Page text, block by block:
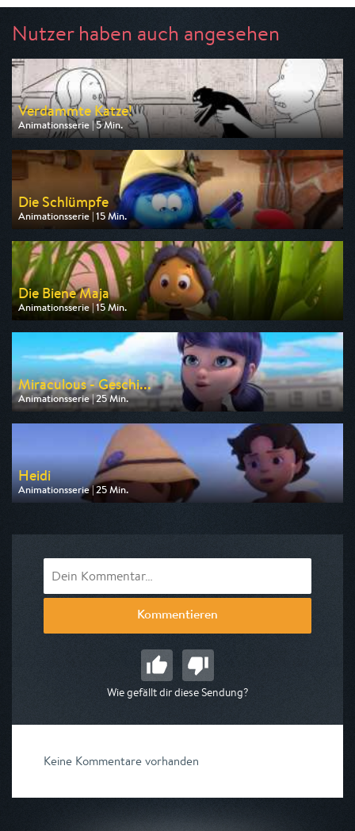
Nutzer haben auch angesehen
Verdammte Katze!
Animationsserie | 5 Min.
Ausgestrahlt von arte
am 11.08.2026, 03:20
Die Schlümpfe
Animationsserie | 15 Min.
Ausgestrahlt von KiKA
am 10.08.2026, 09:45
Die Biene Maja
Animationsserie | 15 Min.
Ausgestrahlt von KiKA
am 10.08.2026, 08:20
Miraculous - Geschi...
Animationsserie | 25 Min.
Ausgestrahlt von Disney Channel
am 10.08.2026, 13:50
Heidi
Animationsserie | 25 Min.
Ausgestrahlt von KiKA
Kommentieren
Wie gefällt dir diese Sendung?
Keine Kommentare vorhanden